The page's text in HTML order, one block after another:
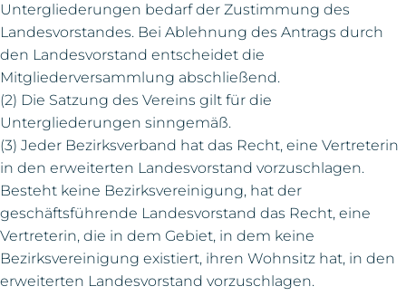
Untergliederungen bedarf der Zustimmung des
Landesvorstandes. Bei Ablehnung des Antrags durch
den Landesvorstand entscheidet die
Mitgliederversammlung abschließend.
(2) Die Satzung des Vereins gilt für die
Untergliederungen sinngemäß.
(3) Jeder Bezirksverband hat das Recht, eine Vertreterin
in den erweiterten Landesvorstand vorzuschlagen.
Besteht keine Bezirksvereinigung, hat der
geschäftsführende Landesvorstand das Recht, eine
Vertreterin, die in dem Gebiet, in dem keine
Bezirksvereinigung existiert, ihren Wohnsitz hat, in den
erweiterten Landesvorstand vorzuschlagen.